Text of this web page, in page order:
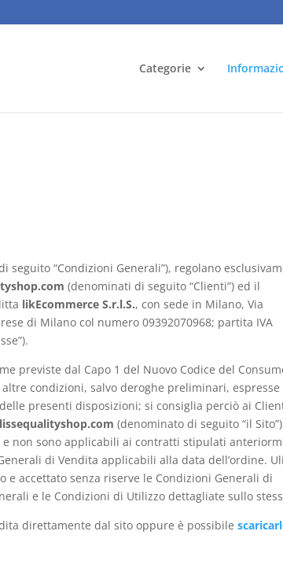
Categorie
“Condizioni Generali”), regolano
(denominati di seguito “Clienti”) ed il
likEcommerce S.r.l.S., con sede in Milano, Via
di Milano col numero 09392070968; partita IVA
previste dal Capo 1 del Nuovo Codice del
condizioni, salvo deroghe preliminari, espresse
presenti disposizioni; si consiglia perciò ai
(denominato di seguito “il
non sono applicabili ai contratti stipulati
di Vendita applicabili alla data dell’ordine.
accettato senza riserve le Condizioni Generali di
e le Condizioni di Utilizzo dettagliate sullo
direttamente dal sito oppure è possibile